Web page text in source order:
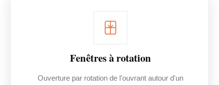
Fenêtres à rotation
Ouverture par rotation de l'ouvrant autour d'un